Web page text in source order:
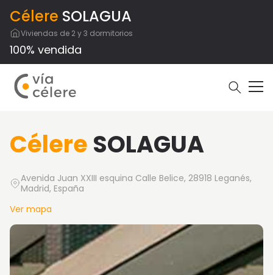
Célere SOLAGUA
Viviendas de 2 y 3 dormitorios
100% vendida
Célere SOLAGUA
Avenida Juan XXIII esquina Calle Belice, 28918 Leganés,
Madrid, España
Ver mapa